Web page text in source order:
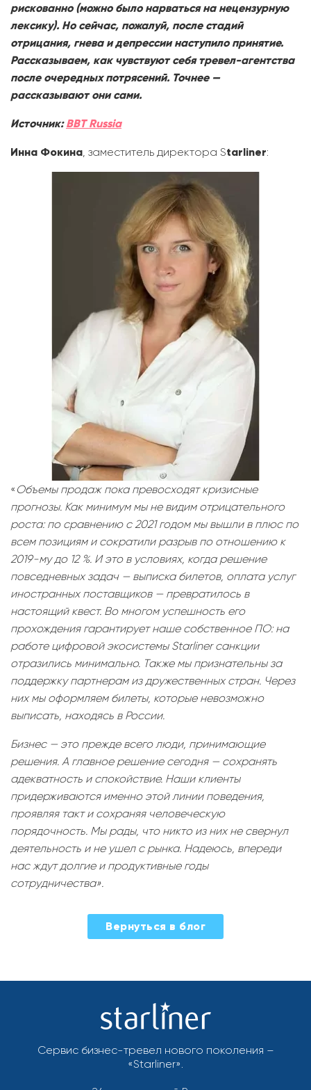
рискованно (можно было нарваться на нецензурную
лексику). Но сейчас, пожалуй, после стадий
отрицания, гнева и депрессии наступило принятие.
Рассказываем, как чувствуют себя тревел-агентства
после очередных потрясений. Точнее —
рассказывают они сами.
Источник:BBT Russia
Инна Фокина, заместитель директора Starliner:
« Объемы продаж пока превосходят кризисные
прогнозы. Как минимум мы не видим отрицательного
роста: по сравнению с 2021 годом мы вышли в плюс по
всем позициям и сократили разрыв по отношению к
2019-му до 12 %. И это в условиях, когда решение
повседневных задач — выписка билетов, оплата услуг
иностранных поставщиков — превратилось в
настоящий квест. Во многом успешность его
прохождения гарантирует наше собственное ПО: на
работе цифровой экосистемы Starliner санкции
отразились минимально. Также мы признательны за
поддержку партнерам из дружественных стран. Через
них мы оформляем билеты, которые невозможно
выписать, находясь в России.
Бизнес — это прежде всего люди, принимающие
решения. А главное решение сегодня — сохранять
адекватность и спокойствие. Наши клиенты
придерживаются именно этой линии поведения,
проявляя такт и сохраняя человеческую
порядочность. Мы рады, что никто из них не свернул
деятельность и не ушел с рынка. Надеюсь, впереди
нас ждут долгие и продуктивные годы
сотрудничества».
Вернуться в блог
Сервис бизнес-тревел нового поколения –
«Starliner».